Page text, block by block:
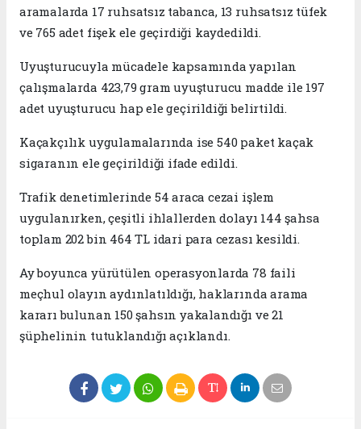
aramalarda 17 ruhsatsız tabanca, 13 ruhsatsız tüfek
ve 765 adet fişek ele geçirdiği kaydedildi.
Uyuşturucuyla mücadele kapsamında yapılan
çalışmalarda 423,79 gram uyuşturucu madde ile 197
adet uyuşturucu hap ele geçirildiği belirtildi.
Kaçakçılık uygulamalarında ise 540 paket kaçak
sigaranın ele geçirildiği ifade edildi.
Trafik denetimlerinde 54 araca cezai işlem
uygulanırken, çeşitli ihlallerden dolayı 144 şahsa
toplam 202 bin 464 TL idari para cezası kesildi.
Ay boyunca yürütülen operasyonlarda 78 faili
meçhul olayın aydınlatıldığı, haklarında arama
kararı bulunan 150 şahsın yakalandığı ve 21
şüphelinin tutuklandığı açıklandı.